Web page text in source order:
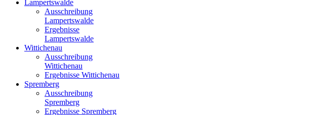
Lampertswalde
Ausschreibung
Lampertswalde
Ergebnisse
Lampertswalde
Wittichenau
Ausschreibung
Wittichenau
Ergebnisse Wittichenau
Spremberg
Ausschreibung
Spremberg
Ergebnisse Spremberg